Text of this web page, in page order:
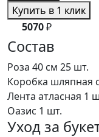
Купить в 1 клик
5070₽
Состав
Роза 40 см 25 шт.
Коробка шляпная
Лента атласная 1
Оазис 1 шт.
Уход за